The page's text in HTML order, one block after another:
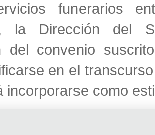
funerarios
la Dirección del
del convenio
en el
incorporarse como